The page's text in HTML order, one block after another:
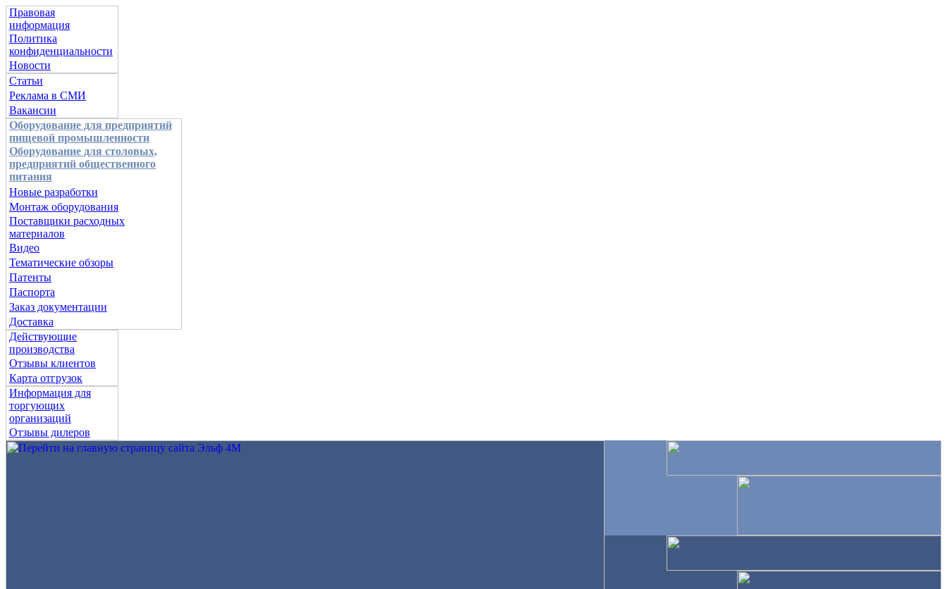
Правовая
информация
Политика
конфиденциальности
Новости
Статьи
Реклама в СМИ
Вакансии
Оборудование для предприятий
пищевой промышленности
Оборудование для столовых,
предприятий общественного
питания
Новые разработки
Монтаж оборудования
Поставщики расходных
материалов
Видео
Тематические обзоры
Патенты
Паспорта
Заказ документации
Доставка
Действующие
производства
Отзывы клиентов
Карта отгрузок
Информация для
торгующих
организаций
Отзывы дилеров